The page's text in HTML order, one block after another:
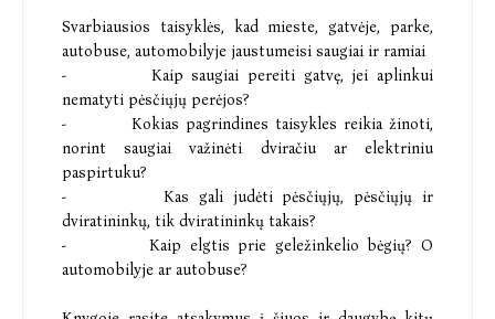
Svarbiausios taisyklės, kad mieste, gatvėje, parke,
autobuse, automobilyje jaustumeisi saugiai ir ramiai
- Kaip saugiai pereiti gatvę, jei aplinkui
nematyti pėsčiųjų perėjos?
- Kokias pagrindines taisykles reikia žinoti,
norint saugiai važinėti dviračiu ar elektriniu
paspirtuku?
- Kas gali judėti pėsčiųjų, pėsčiųjų ir
dviratininkų, tik dviratininkų takais?
- Kaip elgtis prie geležinkelio bėgių? O
automobilyje ar autobuse?